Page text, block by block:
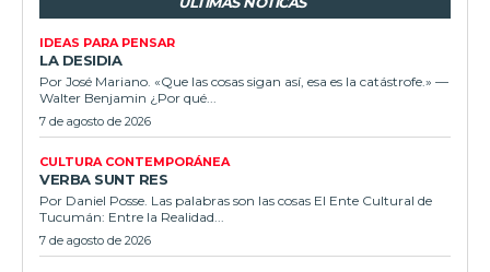
IDEAS PARA PENSAR
LA DESIDIA
Por José Mariano. «Que las cosas sigan así, esa es la catástrofe.» —
Walter Benjamin ¿Por qué...
7 de agosto de 2026
CULTURA CONTEMPORÁNEA
VERBA SUNT RES
Por Daniel Posse. Las palabras son las cosas El Ente Cultural de
Tucumán: Entre la Realidad...
7 de agosto de 2026